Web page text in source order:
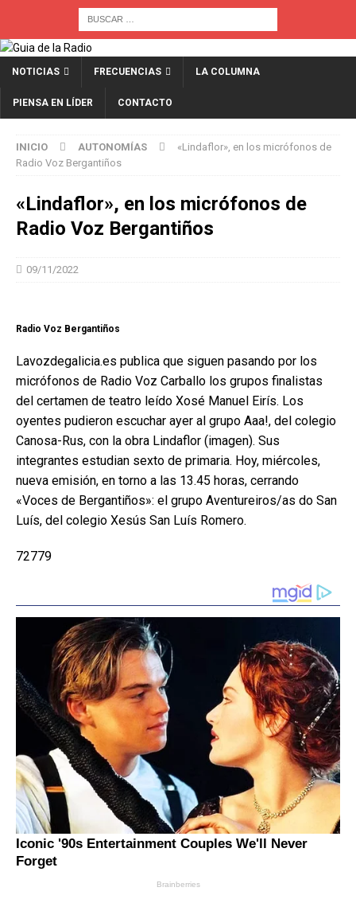
NOTICIAS FRECUENCIAS LA COLUMNA
PIENSA EN LÍDER CONTACTO
INICIO AUTONOMÍAS
«Lindaflor», en los micrófonos de
Radio Voz Bergantiños
«Lindaflor», en los micrófonos de
Radio Voz Bergantiños
09/11/2022
Radio Voz Bergantiños
Lavozdegalicia.es publica que siguen pasando por los
micrófonos de Radio Voz Carballo los grupos finalistas
del certamen de teatro leído Xosé Manuel Eirís. Los
oyentes pudieron escuchar ayer al grupo Aaa!, del colegio
Canosa-Rus, con la obra Lindaflor (imagen). Sus
integrantes estudian sexto de primaria. Hoy, miércoles,
nueva emisión, en torno a las 13.45 horas, cerrando
«Voces de Bergantiños»: el grupo Aventureiros/as do San
Luís, del colegio Xesús San Luís Romero.
72779